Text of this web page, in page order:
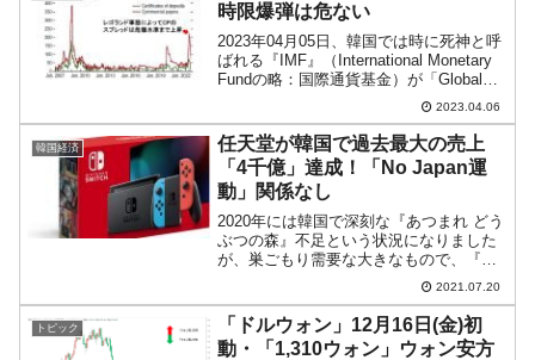
時限爆弾は危ない
2023年04月05日、韓国では時に死神と呼
ばれる『IMF』（International Monetary
Fundの略：国際通貨基金）が「Global
Financial Stability Report」（グローバル
2023.04.06
韓国経済
任天堂が韓国で過去最大の売上
「4千億」達成！「No Japan運
動」関係なし
2020年には韓国で深刻な『あつまれ どう
ぶつの森』不足という状況になりました
が、巣ごもり需要な大きなもので、『任
天堂』は韓国で過去最大の売上を達成し
ました（以下は2020年04月05日記事）。
2020年の『韓国任天堂』の業績は以下の
ように...
2021.07.20
トピック
「ドルウォン」12月16日(金)初
動・「1,310ウォン」ウォン安方